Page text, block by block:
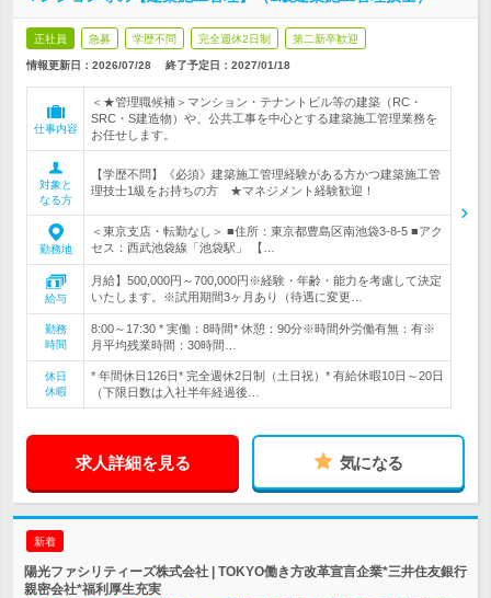
正社員 急募 学歴不問 完全週休2日制 第二新卒歓迎
情報更新日：2026/07/28 終了予定日： 2027/01/18
仕事内容
＜★管理職候補＞マンション・テナントビル等の建築（RC・
SRC・S建造物）や、公共工事を中心とする建築施工管理業務を
お任せします。
対象と
なる方
【学歴不問】《必須》建築施工管理経験がある方かつ建築施工管
理技士1級をお持ちの方 ★マネジメント経験歓迎！
勤務地
＜東京支店・転勤なし＞ ■住所：東京都豊島区南池袋3-8-5 ■アク
セス：西武池袋線「池袋駅」 【…
給与
月給】500,000円～700,000円※経験・年齢・能力を考慮して決定
いたします。※試用期間3ヶ月あり（待遇に変更…
勤務
時間
8:00～17:30 * 実働：8時間* 休憩：90分※時間外労働有無：有※
月平均残業時間：30時間…
休日
休暇
* 年間休日126日* 完全週休2日制（土日祝）* 有給休暇10日～20日
（下限日数は入社半年経過後…
求人詳細を見る 気になる
新着
陽光ファシリティーズ株式会社 | TOKYO働き方改革宣言企業*三井住友銀行
親密会社*福利厚生充実